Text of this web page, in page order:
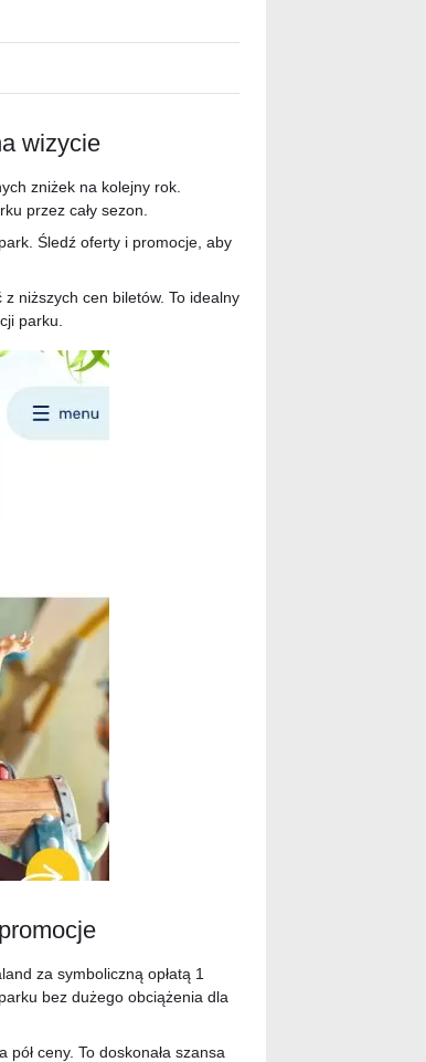
wizycie
zniżek na kolejny rok.
przez cały sezon.
Śledź oferty i promocje, aby
niższych cen biletów. To idealny
parku.
za symboliczną opłatą 1
bez dużego obciążenia dla
ceny. To doskonała szansa